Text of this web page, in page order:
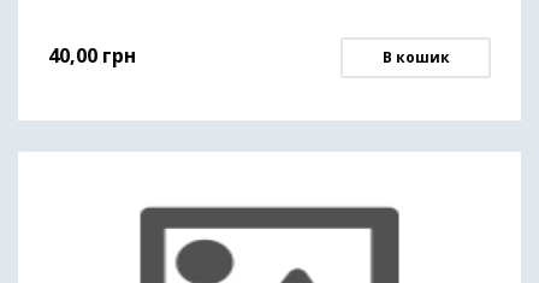
40,00 грн В кошик